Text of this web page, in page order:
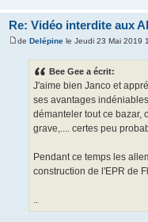
Re: Vidéo interdite aux
deDelépine le Jeudi 23 Mai 2019
Bee Gee a écrit:
J'aime bien Janco et
ses avantages
démanteler tout ce bazar,
grave,.... certes peu
Pendant ce temps les
construction de l'EPR de
..